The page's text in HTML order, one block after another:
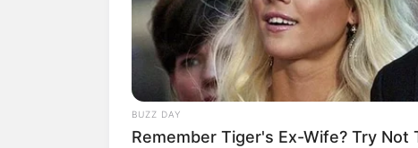
BUZZ DAY
Remember Tiger's Ex-Wife? Try Not